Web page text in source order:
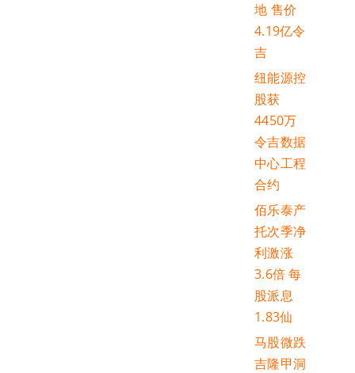
地 售价
4.19亿令
吉
纽能源控
股获
4450万
令吉数据
中心工程
合约
佰乐泰产
托次季净
利激涨
3.6倍 每
股派息
1.83仙
马股微跌
吉隆甲洞